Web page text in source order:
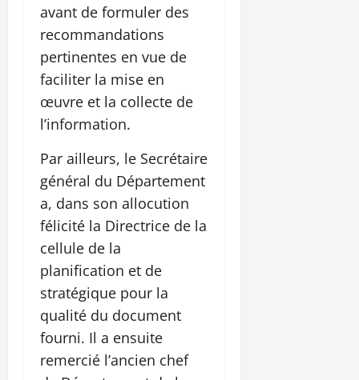
avant de formuler des
recommandations
pertinentes en vue de
faciliter la mise en
œuvre et la collecte de
l’information.
Par ailleurs, le Secrétaire
général du Département
a, dans son allocution
félicité la Directrice de la
cellule de la
planification et de
stratégique pour la
qualité du document
fourni. Il a ensuite
remercié l’ancien chef